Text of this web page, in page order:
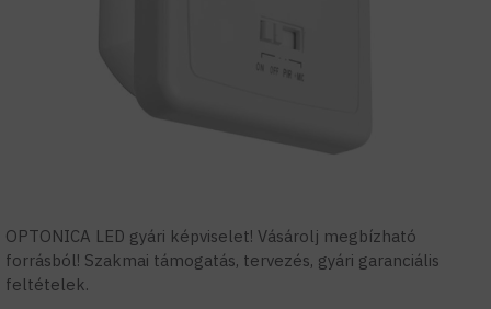
OPTONICA LED gyári képviselet! Vásárolj megbízható
forrásból! Szakmai támogatás, tervezés, gyári garanciális
feltételek.